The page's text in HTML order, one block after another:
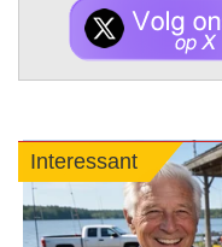
Interessant